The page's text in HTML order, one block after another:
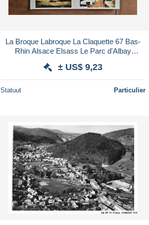
La Broque Labroque La Claquette 67 Bas-
Rhin Alsace Elsass Le Parc d'Albay
± US$ 9,23
Statuut Particulier